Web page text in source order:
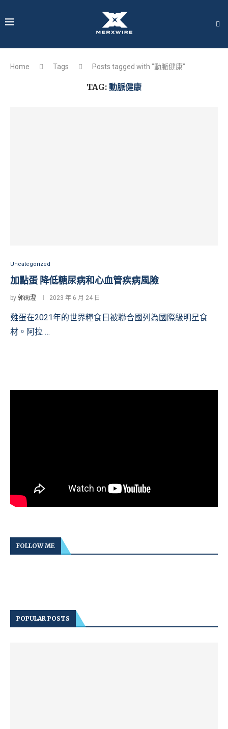
Home Tags Posts tagged with "動脈健康"
TAG: 動脈健康
Uncategorized
加點蛋 降低糖尿病和心血管疾病風險
by 郭雨澄 2023 年 6 月 24 日
雞蛋在2021年的世界糧食日被聯合國列為國際級明星食
材。阿拉 …
FOLLOW ME
POPULAR POSTS